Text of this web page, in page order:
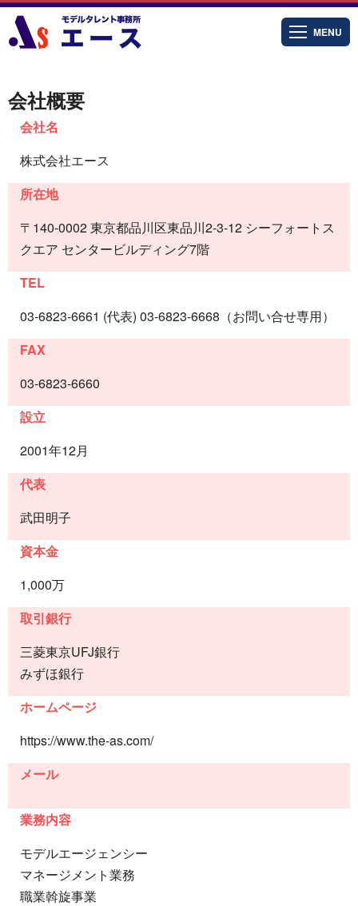
MENU
会社概要
会社名
株式会社エース
所在地
〒140-0002 東京都品川区東品川2-3-12 シーフォートス
クエア センタービルディング7階
TEL
03-6823-6661 (代表) 03-6823-6668（お問い合せ専用）
FAX
03-6823-6660
設立
2001年12月
代表
武田明子
資本金
1,000万
取引銀行
三菱東京UFJ銀行
みずほ銀行
ホームページ
https://www.the-as.com/
メール
業務内容
モデルエージェンシー
マネージメント業務
職業斡旋事業